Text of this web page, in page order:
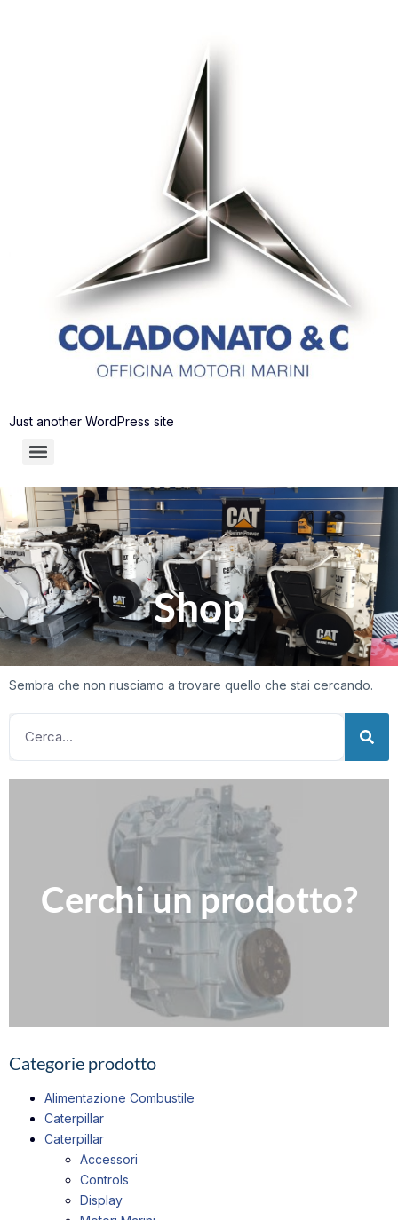
Just another WordPress site
Shop
Sembra che non riusciamo a trovare quello che stai cercando.
Cerchi un prodotto?
Contattaci
Compila il nostro modulo per richiedere informazioni
Clicca qui
Categorie prodotto
Alimentazione Combustile
Caterpillar
Caterpillar
Accessori
Controls
Display